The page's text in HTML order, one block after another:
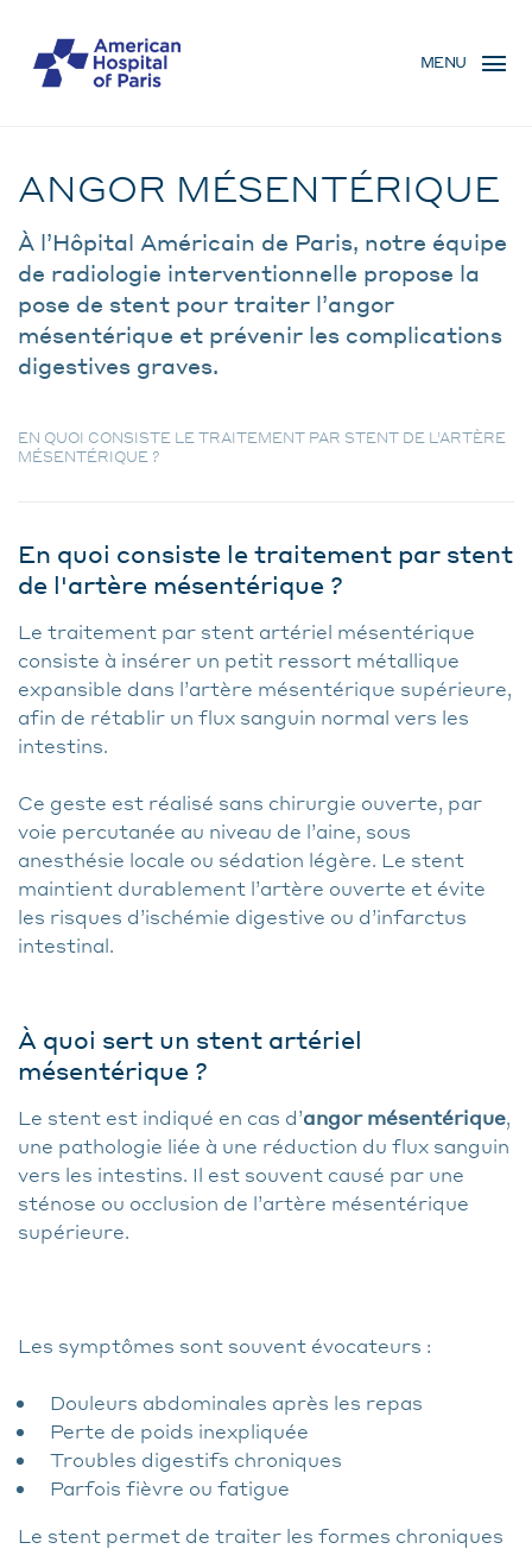
main
MENU
MOBILE
MENU
BREADCRUMB
ANGOR MÉSENTÉRIQUE
À l’Hôpital Américain de Paris, notre équipe
de radiologie interventionnelle propose la
pose de stent pour traiter l’angor
mésentérique et prévenir les complications
digestives graves.
EN QUOI CONSISTE LE TRAITEMENT PAR STENT DE L’ARTÈRE
MÉSENTÉRIQUE ?
En quoi consiste le traitement par stent
de l'artère mésentérique ?
Le traitement par stent artériel mésentérique
consiste à insérer un petit ressort métallique
expansible dans l’artère mésentérique supérieure,
afin de rétablir un flux sanguin normal vers les
intestins.
Ce geste est réalisé sans chirurgie ouverte, par
voie percutanée au niveau de l’aine, sous
anesthésie locale ou sédation légère. Le stent
maintient durablement l’artère ouverte et évite
les risques d’ischémie digestive ou d’infarctus
intestinal.
À quoi sert un stent artériel
mésentérique ?
Le stent est indiqué en cas d’angor mésentérique,
une pathologie liée à une réduction du flux sanguin
vers les intestins. Il est souvent causé par une
sténose ou occlusion de l’artère mésentérique
supérieure.
Les symptômes sont souvent évocateurs :
Douleurs abdominales après les repas
Perte de poids inexpliquée
Troubles digestifs chroniques
Parfois fièvre ou fatigue
Le stent permet de traiter les formes chroniques